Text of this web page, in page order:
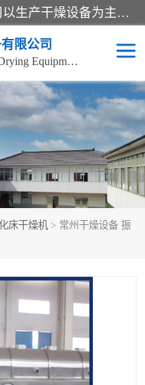
常州市圣祥干燥设备有限公司以生产干燥设备为主导产品，提供：干燥设备、干燥机、混合机、气流干燥机、烘箱、热风循环烘箱、沸腾干燥机、烘干机、喷雾干燥机等产品的生产、制造与销售服务。
限公司
Changzhou Shengxiang Drying Equipment Co. , Ltd.
床干燥机 > 常州干燥设备 振
双锥真空干燥机
滚筒刮板干燥机
闪蒸干燥机
高速混合机
带式干燥机
沸腾干燥机
真空耙式干燥机